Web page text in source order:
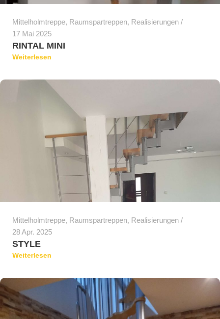
Mittelholmtreppe, Raumspartreppen, Realisierungen
17 Mai 2025
RINTAL MINI
Weiterlesen
Mittelholmtreppe, Raumspartreppen, Realisierungen
28 Apr. 2025
STYLE
Weiterlesen